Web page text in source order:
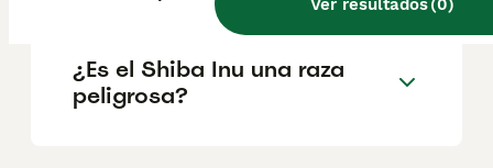
¿Es el Shiba Inu una raza
peligrosa?